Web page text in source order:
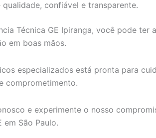
confiável e transparente.
Técnica GE Ipiranga, você pode ter
em boas mãos.
especializados está pronta para
comprometimento.
e experimente o nosso
em São Paulo.